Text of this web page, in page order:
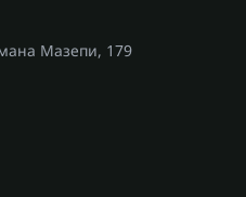
Мазепи, 179